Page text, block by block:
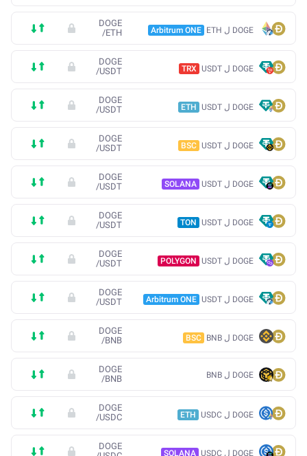
DOGE ل ETH Arbitrum ONE
DOGE
/ETH
DOGE ل USDT TRX
DOGE
/USDT
DOGE ل USDT ETH
DOGE
/USDT
DOGE ل USDT BSC
DOGE
/USDT
DOGE ل USDT SOLANA
DOGE
/USDT
DOGE ل USDT TON
DOGE
/USDT
DOGE ل USDT POLYGON
DOGE
/USDT
DOGE ل USDT Arbitrum ONE
DOGE
/USDT
DOGE ل BNB BSC
DOGE
/BNB
DOGE ل BNB
DOGE
/BNB
DOGE ل USDC ETH
DOGE
/USDC
DOGE ل USDC SOLANA
DOGE